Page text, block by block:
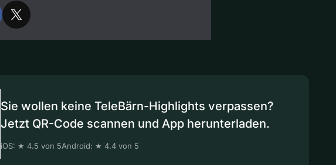
Sie wollen keine TeleBärn-Highlights verpassen?
Jetzt QR-Code scannen und App herunterladen.
iOS: ★ 4.5 von 5Android: ★ 4.4 von 5